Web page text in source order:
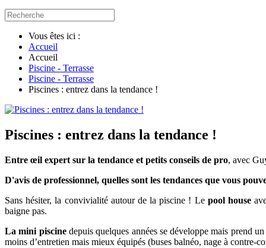
Vous êtes ici :
Accueil
Accueil
Piscine - Terrasse
Piscine - Terrasse
Piscines : entrez dans la tendance !
Piscines : entrez dans la tendance !
Entre œil expert sur la tendance et petits conseils de pro, avec
D'avis de professionnel, quelles sont les tendances que vous
Sans hésiter, la convivialité autour de la piscine ! Le pool house
baigne pas.
La mini piscinedepuis quelques années se développe mais prend
moins d’entretien mais mieux équipés (buses balnéo, nage à contre-